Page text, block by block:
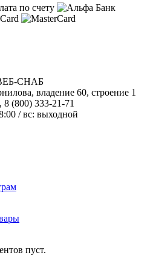
СНАБ
владение 60, строение 1
, 8 (800) 333-21-71
/ вс: выходной
пуст.